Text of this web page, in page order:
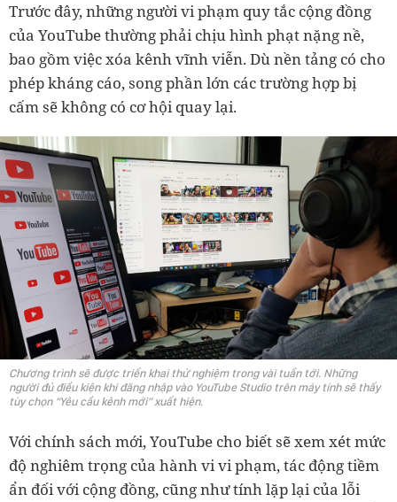
Trước đây, những người vi phạm quy tắc cộng đồng
của YouTube thường phải chịu hình phạt nặng nề,
bao gồm việc xóa kênh vĩnh viễn. Dù nền tảng có cho
phép kháng cáo, song phần lớn các trường hợp bị
cấm sẽ không có cơ hội quay lại.
Chương trình sẽ được triển khai thử nghiệm trong vài tuần tới. Những
người đủ điều kiện khi đăng nhập vào YouTube Studio trên máy tính sẽ thấy
tùy chọn “Yêu cầu kênh mới” xuất hiện.
Với chính sách mới, YouTube cho biết sẽ xem xét mức
độ nghiêm trọng của hành vi vi phạm, tác động tiềm
ẩn đối với cộng đồng, cũng như tính lặp lại của lỗi